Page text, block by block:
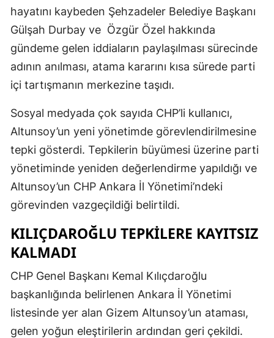
hayatını kaybeden Şehzadeler Belediye Başkanı
Gülşah Durbay ve Özgür Özel hakkında
gündeme gelen iddiaların paylaşılması sürecinde
adının anılması, atama kararını kısa sürede parti
içi tartışmanın merkezine taşıdı.
Sosyal medyada çok sayıda CHP’li kullanıcı,
Altunsoy’un yeni yönetimde görevlendirilmesine
tepki gösterdi. Tepkilerin büyümesi üzerine parti
yönetiminde yeniden değerlendirme yapıldığı ve
Altunsoy’un CHP Ankara İl Yönetimi’ndeki
görevinden vazgeçildiği belirtildi.
KILIÇDAROĞLU TEPKILERE KAYITSIZ
KALMADI
CHP Genel Başkanı Kemal Kılıçdaroğlu
başkanlığında belirlenen Ankara İl Yönetimi
listesinde yer alan Gizem Altunsoy’un ataması,
gelen yoğun eleştirilerin ardından geri çekildi.